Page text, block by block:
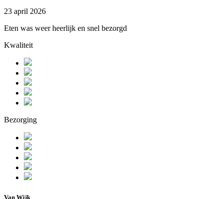
23 april 2026
Eten was weer heerlijk en snel bezorgd
Kwaliteit
Bezorging
Van Wijk